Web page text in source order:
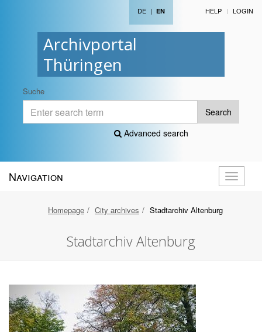
Archivportal
Thüringen
DE | EN HELP LOGIN
Suche
Search
Advanced search
Toggle
Navigation
Homepage City archives Stadtarchiv Altenburg
Stadtarchiv Altenburg